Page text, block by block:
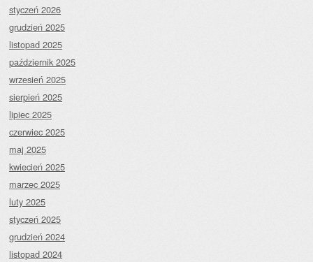
styczeń 2026
grudzień 2025
listopad 2025
październik 2025
wrzesień 2025
sierpień 2025
lipiec 2025
czerwiec 2025
maj 2025
kwiecień 2025
marzec 2025
luty 2025
styczeń 2025
grudzień 2024
listopad 2024